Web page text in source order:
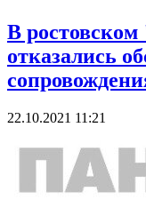
В
отказались
22.10.2021 11:21